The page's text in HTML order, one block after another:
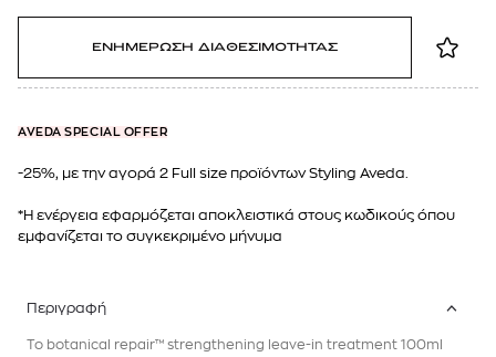
ΕΝΗΜΕΡΩΣΗ ΔΙΑΘΕΣΙΜΟΤΗΤΑΣ
AVEDA SPECIAL OFFER
-25%, με την αγορά 2 Full size προϊόντων Styling Aveda.
*Η ενέργεια εφαρμόζεται αποκλειστικά στους κωδικούς όπου
εμφανίζεται το συγκεκριμένο μήνυμα
Περιγραφή
Το botanical repair™ strengthening leave-in treatment 100ml